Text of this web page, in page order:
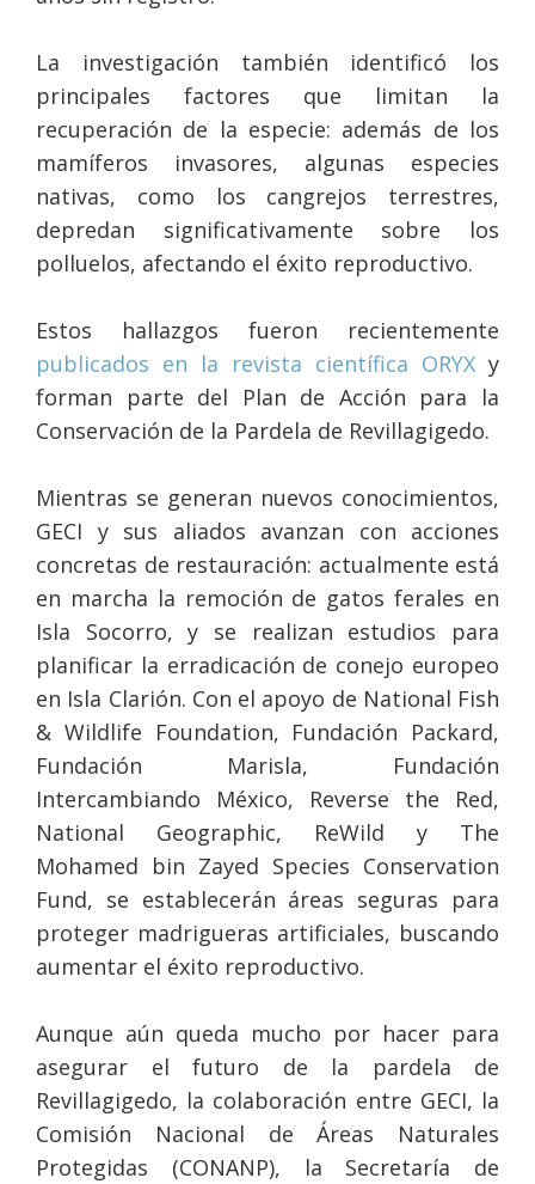
La investigación también identificó los
principales factores que limitan la
recuperación de la especie: además de los
mamíferos invasores, algunas especies
nativas, como los cangrejos terrestres,
depredan significativamente sobre los
polluelos, afectando el éxito reproductivo.
Estos hallazgos fueron recientemente
publicados en la revista científica ORYX y
forman parte del Plan de Acción para la
Conservación de la Pardela de Revillagigedo.
Mientras se generan nuevos conocimientos,
GECI y sus aliados avanzan con acciones
concretas de restauración: actualmente está
en marcha la remoción de gatos ferales en
Isla Socorro, y se realizan estudios para
planificar la erradicación de conejo europeo
en Isla Clarión. Con el apoyo de National Fish
& Wildlife Foundation, Fundación Packard,
Fundación Marisla, Fundación
Intercambiando México, Reverse the Red,
National Geographic, ReWild y The
Mohamed bin Zayed Species Conservation
Fund, se establecerán áreas seguras para
proteger madrigueras artificiales, buscando
aumentar el éxito reproductivo.
Aunque aún queda mucho por hacer para
asegurar el futuro de la pardela de
Revillagigedo, la colaboración entre GECI, la
Comisión Nacional de Áreas Naturales
Protegidas (CONANP), la Secretaría de